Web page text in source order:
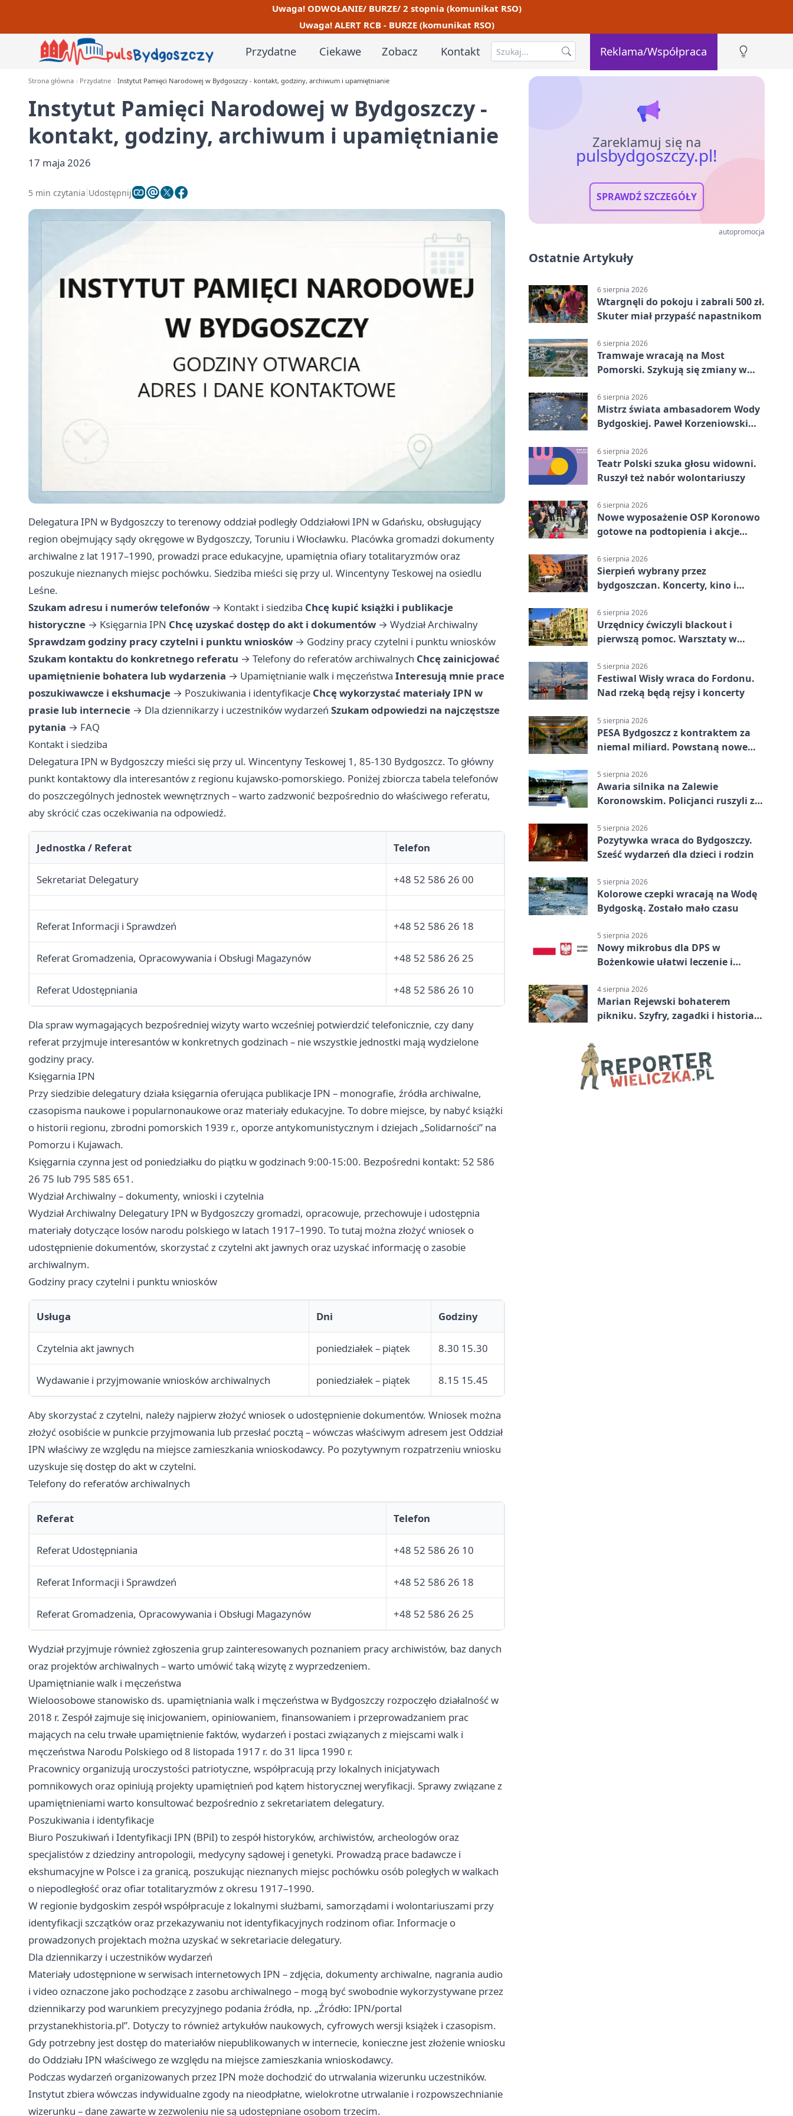
Uwaga! ODWOŁANIE/ BURZE/ 2 stopnia (komunikat RSO)
Uwaga! ALERT RCB - BURZE (komunikat RSO)
Przydatne Ciekawe Zobacz Kontakt Reklama/Współpraca
Strona główna Przydatne Instytut Pamięci Narodowej w Bydgoszczy - kontakt, godziny, archiwum i upamiętnianie
Instytut Pamięci Narodowej w Bydgoszczy -
kontakt, godziny, archiwum i upamiętnianie
17 maja 2026
5 min czytania Udostępnij
Delegatura IPN w Bydgoszczy to terenowy oddział podległy Oddziałowi IPN w Gdańsku, obsługujący
region obejmujący sądy okręgowe w Bydgoszczy, Toruniu i Włocławku. Placówka gromadzi dokumenty
archiwalne z lat 1917–1990, prowadzi prace edukacyjne, upamiętnia ofiary totalitaryzmów oraz
poszukuje nieznanych miejsc pochówku. Siedziba mieści się przy ul. Wincentyny Teskowej na osiedlu
Leśne.
Szukam adresu i numerów telefonów → Kontakt i siedziba Chcę kupić książki i publikacje
historyczne → Księgarnia IPN Chcę uzyskać dostęp do akt i dokumentów → Wydział Archiwalny
Sprawdzam godziny pracy czytelni i punktu wniosków → Godziny pracy czytelni i punktu wniosków
Szukam kontaktu do konkretnego referatu → Telefony do referatów archiwalnych Chcę zainicjować
upamiętnienie bohatera lub wydarzenia → Upamiętnianie walk i męczeństwa Interesują mnie prace
poszukiwawcze i ekshumacje → Poszukiwania i identyfikacje Chcę wykorzystać materiały IPN w
prasie lub internecie → Dla dziennikarzy i uczestników wydarzeń Szukam odpowiedzi na najczęstsze
pytania → FAQ
Kontakt i siedziba
Delegatura IPN w Bydgoszczy mieści się przy ul. Wincentyny Teskowej 1, 85-130 Bydgoszcz. To główny
punkt kontaktowy dla interesantów z regionu kujawsko-pomorskiego. Poniżej zbiorcza tabela telefonów
do poszczególnych jednostek wewnętrznych – warto zadzwonić bezpośrednio do właściwego referatu,
aby skrócić czas oczekiwania na odpowiedź.
Jednostka / Referat Telefon
Sekretariat Delegatury +48 52 586 26 00
Referat Informacji i Sprawdzeń +48 52 586 26 18
Referat Gromadzenia, Opracowywania i Obsługi Magazynów +48 52 586 26 25
Referat Udostępniania +48 52 586 26 10
Dla spraw wymagających bezpośredniej wizyty warto wcześniej potwierdzić telefonicznie, czy dany
referat przyjmuje interesantów w konkretnych godzinach – nie wszystkie jednostki mają wydzielone
godziny pracy.
Księgarnia IPN
Przy siedzibie delegatury działa księgarnia oferująca publikacje IPN – monografie, źródła archiwalne,
czasopisma naukowe i popularnonaukowe oraz materiały edukacyjne. To dobre miejsce, by nabyć książki
o historii regionu, zbrodni pomorskich 1939 r., oporze antykomunistycznym i dziejach „Solidarności” na
Pomorzu i Kujawach.
Księgarnia czynna jest od poniedziałku do piątku w godzinach 9:00-15:00. Bezpośredni kontakt: 52 586
26 75 lub 795 585 651.
Wydział Archiwalny – dokumenty, wnioski i czytelnia
Wydział Archiwalny Delegatury IPN w Bydgoszczy gromadzi, opracowuje, przechowuje i udostępnia
materiały dotyczące losów narodu polskiego w latach 1917–1990. To tutaj można złożyć wniosek o
udostępnienie dokumentów, skorzystać z czytelni akt jawnych oraz uzyskać informację o zasobie
archiwalnym.
Godziny pracy czytelni i punktu wniosków
Usługa Dni Godziny
Czytelnia akt jawnych poniedziałek – piątek 8.30 15.30
Wydawanie i przyjmowanie wniosków archiwalnych poniedziałek – piątek 8.15 15.45
Aby skorzystać z czytelni, należy najpierw złożyć wniosek o udostępnienie dokumentów. Wniosek można
złożyć osobiście w punkcie przyjmowania lub przesłać pocztą – wówczas właściwym adresem jest Oddział
IPN właściwy ze względu na miejsce zamieszkania wnioskodawcy. Po pozytywnym rozpatrzeniu wniosku
uzyskuje się dostęp do akt w czytelni.
Telefony do referatów archiwalnych
Referat Telefon
Referat Udostępniania +48 52 586 26 10
Referat Informacji i Sprawdzeń +48 52 586 26 18
Referat Gromadzenia, Opracowywania i Obsługi Magazynów +48 52 586 26 25
Wydział przyjmuje również zgłoszenia grup zainteresowanych poznaniem pracy archiwistów, baz danych
oraz projektów archiwalnych – warto umówić taką wizytę z wyprzedzeniem.
Upamiętnianie walk i męczeństwa
Wieloosobowe stanowisko ds. upamiętniania walk i męczeństwa w Bydgoszczy rozpoczęło działalność w
2018 r. Zespół zajmuje się inicjowaniem, opiniowaniem, finansowaniem i przeprowadzaniem prac
mających na celu trwałe upamiętnienie faktów, wydarzeń i postaci związanych z miejscami walk i
męczeństwa Narodu Polskiego od 8 listopada 1917 r. do 31 lipca 1990 r.
Pracownicy organizują uroczystości patriotyczne, współpracują przy lokalnych inicjatywach
pomnikowych oraz opiniują projekty upamiętnień pod kątem historycznej weryfikacji. Sprawy związane z
upamiętnieniami warto konsultować bezpośrednio z sekretariatem delegatury.
Poszukiwania i identyfikacje
Biuro Poszukiwań i Identyfikacji IPN (BPiI) to zespół historyków, archiwistów, archeologów oraz
specjalistów z dziedziny antropologii, medycyny sądowej i genetyki. Prowadzą prace badawcze i
ekshumacyjne w Polsce i za granicą, poszukując nieznanych miejsc pochówku osób poległych w walkach
o niepodległość oraz ofiar totalitaryzmów z okresu 1917–1990.
W regionie bydgoskim zespół współpracuje z lokalnymi służbami, samorządami i wolontariuszami przy
identyfikacji szczątków oraz przekazywaniu not identyfikacyjnych rodzinom ofiar. Informacje o
prowadzonych projektach można uzyskać w sekretariacie delegatury.
Dla dziennikarzy i uczestników wydarzeń
Materiały udostępnione w serwisach internetowych IPN – zdjęcia, dokumenty archiwalne, nagrania audio
i video oznaczone jako pochodzące z zasobu archiwalnego – mogą być swobodnie wykorzystywane przez
dziennikarzy pod warunkiem precyzyjnego podania źródła, np. „Źródło: IPN/portal
przystanekhistoria.pl”. Dotyczy to również artykułów naukowych, cyfrowych wersji książek i czasopism.
Gdy potrzebny jest dostęp do materiałów niepublikowanych w internecie, konieczne jest złożenie wniosku
do Oddziału IPN właściwego ze względu na miejsce zamieszkania wnioskodawcy.
Podczas wydarzeń organizowanych przez IPN może dochodzić do utrwalania wizerunku uczestników.
Instytut zbiera wówczas indywidualne zgody na nieodpłatne, wielokrotne utrwalanie i rozpowszechnianie
wizerunku – dane zawarte w zezwoleniu nie są udostępniane osobom trzecim.
Zareklamuj się na
pulsbydgoszczy.pl!
SPRAWDŹ SZCZEGÓŁY
autopromocja
Ostatnie Artykuły
6 sierpnia 2026
Wtargnęli do pokoju i zabrali 500 zł.
Skuter miał przypaść napastnikom
6 sierpnia 2026
Tramwaje wracają na Most
Pomorski. Szykują się zmiany w
6 sierpnia 2026
Mistrz świata ambasadorem Wody
Bydgoskiej. Paweł Korzeniowski
6 sierpnia 2026
Teatr Polski szuka głosu widowni.
Ruszył też nabór wolontariuszy
6 sierpnia 2026
Nowe wyposażenie OSP Koronowo
gotowe na podtopienia i akcje
6 sierpnia 2026
Sierpień wybrany przez
bydgoszczan. Koncerty, kino i
6 sierpnia 2026
Urzędnicy ćwiczyli blackout i
pierwszą pomoc. Warsztaty w
5 sierpnia 2026
Festiwal Wisły wraca do Fordonu.
Nad rzeką będą rejsy i koncerty
5 sierpnia 2026
PESA Bydgoszcz z kontraktem za
niemal miliard. Powstaną nowe
5 sierpnia 2026
Awaria silnika na Zalewie
Koronowskim. Policjanci ruszyli z
5 sierpnia 2026
Pozytywka wraca do Bydgoszczy.
Sześć wydarzeń dla dzieci i rodzin
5 sierpnia 2026
Kolorowe czepki wracają na Wodę
Bydgoską. Zostało mało czasu
5 sierpnia 2026
Nowy mikrobus dla DPS w
Bożenkowie ułatwi leczenie i
4 sierpnia 2026
Marian Rejewski bohaterem
pikniku. Szyfry, zagadki i historia